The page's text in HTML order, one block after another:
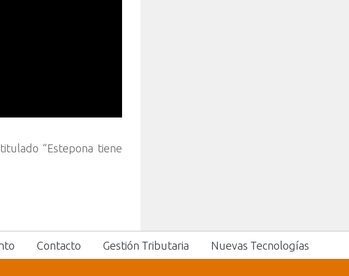
“Estepona tiene
Contacto Gestión Tributaria Nuevas Tecnologías